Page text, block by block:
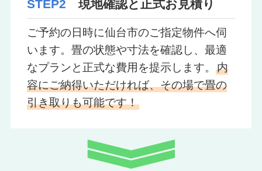
STEP2 現地確認と正式お見積り
ご予約の日時に仙台市のご指定物件へ伺
います。畳の状態や寸法を確認し、最適
なプランと正式な費用を提示します。内
容にご納得いただければ、その場で畳の
引き取りも可能です！